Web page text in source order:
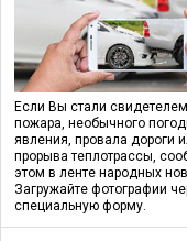
Если Вы стали
пожара, необычного
явления, провала дороги
прорыва теплотрассы,
этом в ленте народных
Загружайте фотографии
специальную форму.